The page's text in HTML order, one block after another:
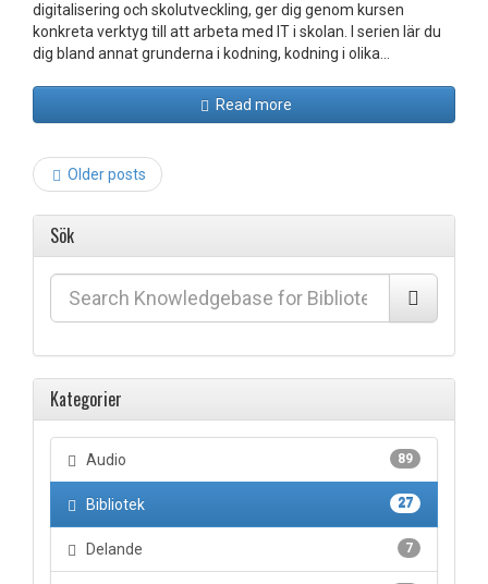
digitalisering och skolutveckling, ger dig genom kursen
konkreta verktyg till att arbeta med IT i skolan. I serien lär du
dig bland annat grunderna i kodning, kodning i olika…
Read more
Older posts
Sök
Kategorier
89
Audio
27
Bibliotek
7
Delande